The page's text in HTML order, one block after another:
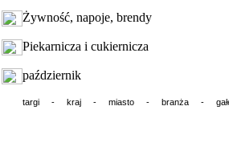
Żywność, napoje, brendy
Piekarnicza i cukiernicza
październik
targi - kraj - miasto - branża -